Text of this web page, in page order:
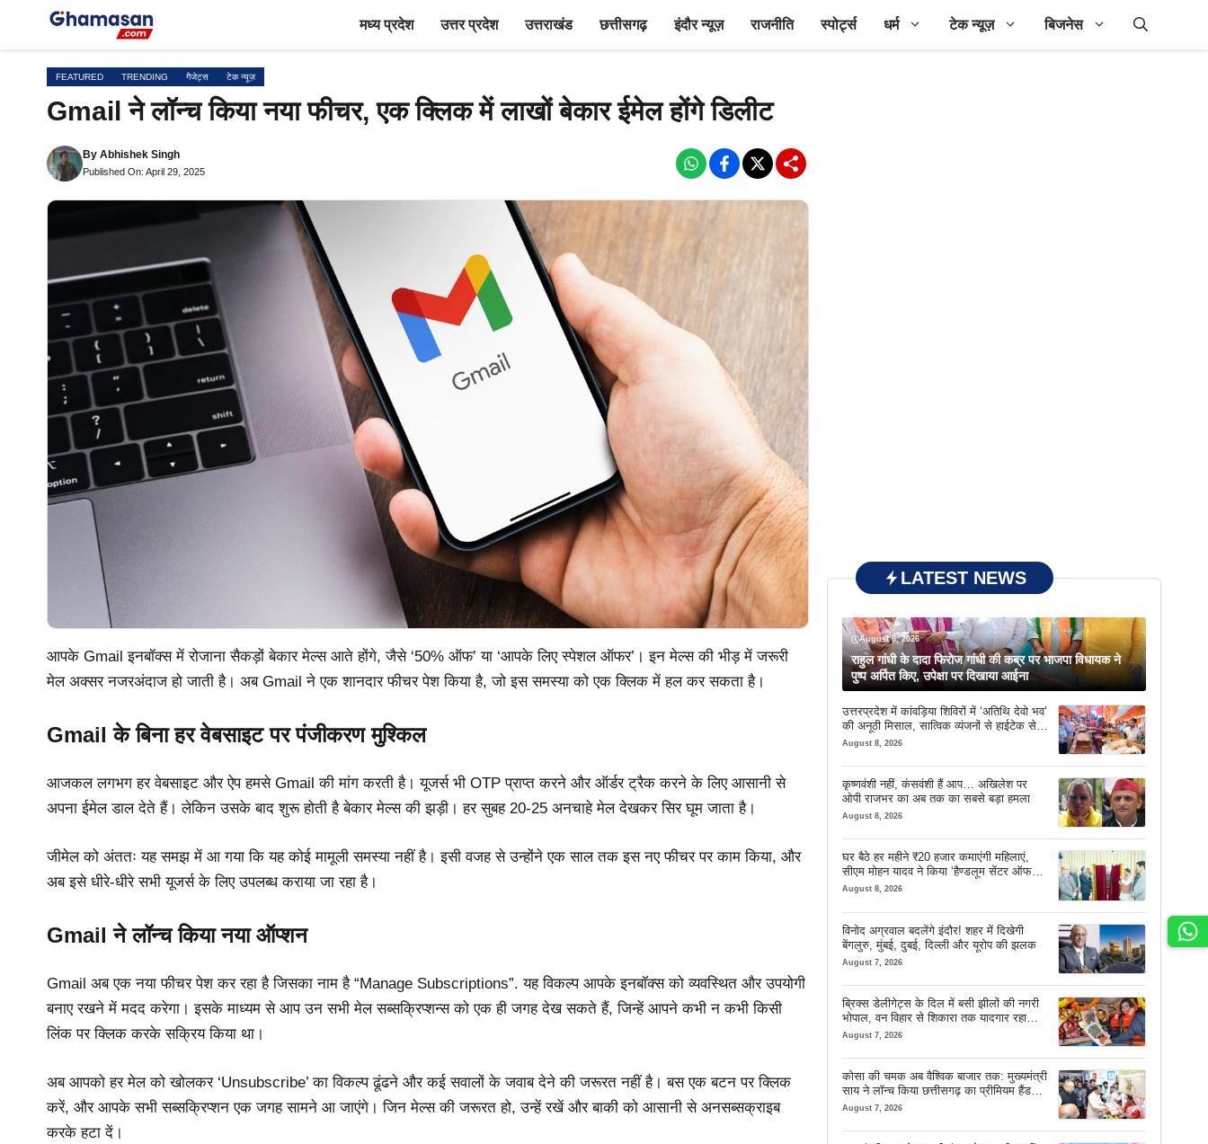
मध्य प्रदेश उत्तर प्रदेश उत्तराखंड छत्तीसगढ़ इंदौर न्यूज़ राजनीति स्पोर्ट्स धर्म टेक न्यूज़ बिजनेस
FEATURED TRENDING गैजेट्स टेक न्यूज़
Gmail ने लॉन्च किया नया फीचर, एक क्लिक में लाखों बेकार ईमेल होंगे डिलीट
By Abhishek Singh
Published On: April 29, 2025
आपके Gmail इनबॉक्स में रोजाना सैकड़ों बेकार मेल्स आते होंगे, जैसे ‘50% ऑफ’ या ‘आपके लिए स्पेशल ऑफर’। इन मेल्स की भीड़ में जरूरी
मेल अक्सर नजरअंदाज हो जाती है। अब Gmail ने एक शानदार फीचर पेश किया है, जो इस समस्या को एक क्लिक में हल कर सकता है।
Gmail के बिना हर वेबसाइट पर पंजीकरण मुश्किल
आजकल लगभग हर वेबसाइट और ऐप हमसे Gmail की मांग करती है। यूजर्स भी OTP प्राप्त करने और ऑर्डर ट्रैक करने के लिए आसानी से
अपना ईमेल डाल देते हैं। लेकिन उसके बाद शुरू होती है बेकार मेल्स की झड़ी। हर सुबह 20-25 अनचाहे मेल देखकर सिर घूम जाता है।
जीमेल को अंततः यह समझ में आ गया कि यह कोई मामूली समस्या नहीं है। इसी वजह से उन्होंने एक साल तक इस नए फीचर पर काम किया, और
अब इसे धीरे-धीरे सभी यूजर्स के लिए उपलब्ध कराया जा रहा है।
Gmail ने लॉन्च किया नया ऑप्शन
Gmail अब एक नया फीचर पेश कर रहा है जिसका नाम है “Manage Subscriptions”. यह विकल्प आपके इनबॉक्स को व्यवस्थित और उपयोगी
बनाए रखने में मदद करेगा। इसके माध्यम से आप उन सभी मेल सब्सक्रिप्शन्स को एक ही जगह देख सकते हैं, जिन्हें आपने कभी न कभी किसी
लिंक पर क्लिक करके सक्रिय किया था।
अब आपको हर मेल को खोलकर ‘Unsubscribe’ का विकल्प ढूंढने और कई सवालों के जवाब देने की जरूरत नहीं है। बस एक बटन पर क्लिक
करें, और आपके सभी सब्सक्रिप्शन एक जगह सामने आ जाएंगे। जिन मेल्स की जरूरत हो, उन्हें रखें और बाकी को आसानी से अनसब्सक्राइब
करके हटा दें।
LATEST NEWS
August 8, 2026
राहुल गांधी के दादा फिरोज गांधी की कब्र पर भाजपा विधायक ने
पुष्प अर्पित किए, उपेक्षा पर दिखाया आईना
उत्तरप्रदेश में कांवड़िया शिविरों में ‘अतिथि देवो भव’
की अनूठी मिसाल, सात्विक व्यंजनों से हाईटेक सेवा
तक खास इंतजाम
August 8, 2026
कृष्णवंशी नहीं, कंसवंशी हैं आप… अखिलेश पर
ओपी राजभर का अब तक का सबसे बड़ा हमला
August 8, 2026
घर बैठे हर महीने ₹20 हजार कमाएंगी महिलाएं,
सीएम मोहन यादव ने किया ‘हैण्डलूम सेंटर ऑफ
एक्सीलेंस’ का शुभारंभ
August 8, 2026
विनोद अग्रवाल बदलेंगे इंदौर! शहर में दिखेगी
बेंगलुरु, मुंबई, दुबई, दिल्ली और यूरोप की झलक
August 7, 2026
ब्रिक्स डेलीगेट्स के दिल में बसी झीलों की नगरी
भोपाल, वन विहार से शिकारा तक यादगार रहा
सफर
August 7, 2026
कोसा की चमक अब वैश्विक बाजार तक: मुख्यमंत्री
साय ने लॉन्च किया छत्तीसगढ़ का प्रीमियम हैंडलूम
ब्रांड ‘कोशल फैब’
August 7, 2026